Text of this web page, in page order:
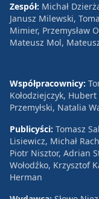
Zespół: Michał
Janusz Milewski,
Mimier, Przemysław
Mateusz Mol,
Współpracownicy:
Kołodziejczyk,
Przemyłski, Natalia
Publicyści: Tomasz
Lisiewicz, Michał
Piotr Nisztor, Adrian
Wołodźko, Krzysztof
Herman